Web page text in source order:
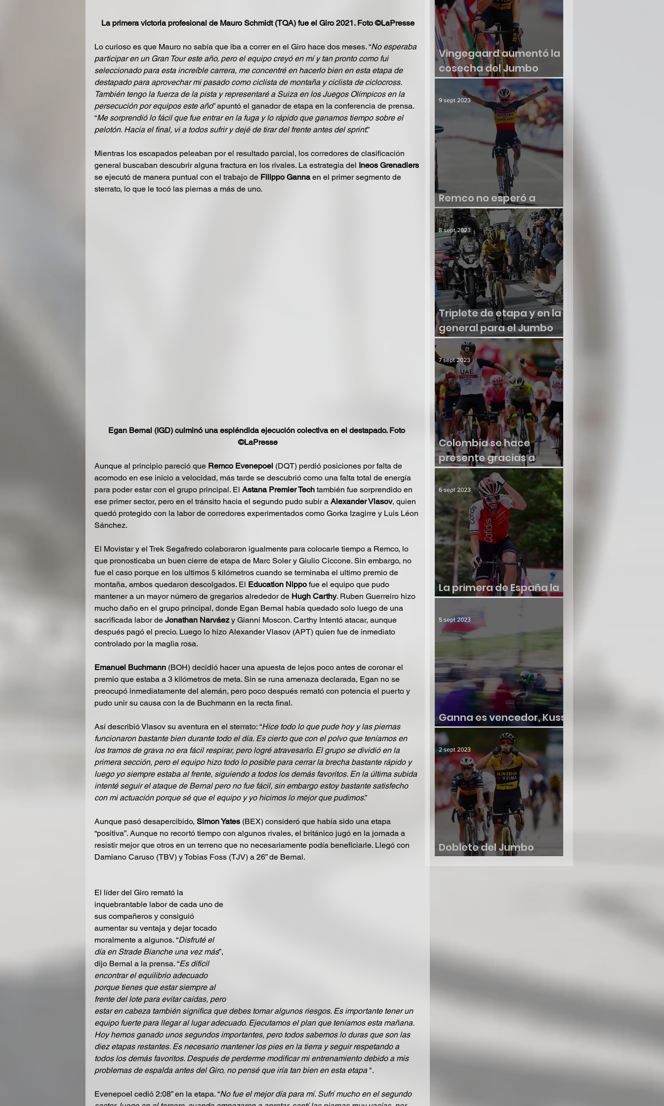
La primera victoria profesional de Mauro Schmidt (TQA) fue el Giro 2021. Foto ©LaPresse
Lo curioso es que Mauro no sabía que iba a correr en el Giro hace dos meses. “No esperaba
participar en un Gran Tour este año, pero el equipo creyó en mí y tan pronto como fui
seleccionado para esta increíble carrera, me concentré en hacerlo bien en esta etapa de
destapado para aprovechar mi pasado como ciclista de montaña y ciclista de ciclocross.
También tengo la fuerza de la pista y representaré a Suiza en los Juegos Olímpicos en la
persecución por equipos este año” apuntó el ganador de etapa en la conferencia de prensa.
“Me sorprendió lo fácil que fue entrar en la fuga y lo rápido que ganamos tiempo sobre el
pelotón. Hacia el final, vi a todos sufrir y dejé de tirar del frente antes del sprint.”
Mientras los escapados peleaban por el resultado parcial, los corredores de clasificación
general buscaban descubrir alguna fractura en los rivales. La estrategia del Ineos Grenadiers
se ejecutó de manera puntual con el trabajo de Filippo Ganna en el primer segmento de
sterrato, lo que le tocó las piernas a más de uno.
Egan Bernal (IGD) culminó una espléndida ejecución colectiva en el destapado. Foto
©LaPresse
Aunque al principio pareció que Remco Evenepoel (DQT) perdió posiciones por falta de
acomodo en ese inicio a velocidad, más tarde se descubrió como una falta total de energía
para poder estar con el grupo principal. El Astana Premier Tech también fue sorprendido en
ese primer sector, pero en el tránsito hacia el segundo pudo subir a Alexander Vlasov, quien
quedó protegido con la labor de corredores experimentados como Gorka Izagirre y Luis Léon
Sánchez.
El Movistar y el Trek Segafredo colaboraron igualmente para colocarle tiempo a Remco, lo
que pronosticaba un buen cierre de etapa de Marc Soler y Giulio Ciccone. Sin embargo, no
fue el caso porque en los ultimos 5 kilómetros cuando se terminaba el ultimo premio de
montaña, ambos quedaron descolgados. El Education Nippo fue el equipo que pudo
mantener a un mayor número de gregarios alrededor de Hugh Carthy. Ruben Guerreiro hizo
mucho daño en el grupo principal, donde Egan Bernal había quedado solo luego de una
sacrificada labor de Jonathan Narváez y Gianni Moscon. Carthy Intentó atacar, aunque
después pagó el precio. Luego lo hizo Alexander Vlasov (APT) quien fue de inmediato
controlado por la maglia rosa.
Emanuel Buchmann (BOH) decidió hacer una apuesta de lejos poco antes de coronar el
premio que estaba a 3 kilómetros de meta. Sin se runa amenaza declarada, Egan no se
preocupó inmediatamente del alemán, pero poco después remató con potencia el puerto y
pudo unir su causa con la de Buchmann en la recta final.
Así describió Vlasov su aventura en el sterrato: “Hice todo lo que pude hoy y las piernas
funcionaron bastante bien durante todo el día. Es cierto que con el polvo que teníamos en
los tramos de grava no era fácil respirar, pero logré atravesarlo. El grupo se dividió en la
primera sección, pero el equipo hizo todo lo posible para cerrar la brecha bastante rápido y
luego yo siempre estaba al frente, siguiendo a todos los demás favoritos. En la última subida
intenté seguir el ataque de Bernal pero no fue fácil, sin embargo estoy bastante satisfecho
con mi actuación porque sé que el equipo y yo hicimos lo mejor que pudimos.”
Aunque pasó desapercibido, Simon Yates (BEX) consideró que había sido una etapa
“positiva”. Aunque no recortó tiempo con algunos rivales, el británico jugó en la jornada a
resistir mejor que otros en un terreno que no necesariamente podía beneficiarle. Llegó con
Damiano Caruso (TBV) y Tobias Foss (TJV) a 26” de Bernal.
El líder del Giro remató la
inquebrantable labor de cada uno de
sus compañeros y consiguió
aumentar su ventaja y dejar tocado
moralmente a algunos. “Disfruté el
día en Strade Bianche una vez más”,
dijo Bernal a la prensa. “Es difícil
encontrar el equilibrio adecuado
porque tienes que estar siempre al
frente del lote para evitar caídas, pero
estar en cabeza también significa que debes tomar algunos riesgos. Es importante tener un
equipo fuerte para llegar al lugar adecuado. Ejecutamos el plan que teníamos esta mañana.
Hoy hemos ganado unos segundos importantes, pero todos sabemos lo duras que son las
diez etapas restantes. Es necesario mantener los pies en la tierra y seguir respetando a
todos los demás favoritos. Después de perderme modificar mi entrenamiento debido a mis
problemas de espalda antes del Giro, no pensé que iría tan bien en esta etapa ".
Evenepoel cedió 2:08” en la etapa. “No fue el mejor día para mí. Sufrí mucho en el segundo
Vingegaard aumentó la
cosecha del Jumbo
Visma
Remco no esperó a
renacer en la Vuelta
9 sept 2023
Triplete de etapa y en la
general para el Jumbo
Visma
8 sept 2023
Colombia se hace
presente gracias a
Molano
7 sept 2023
La primera de España la
consiguió Jesús Herrada
6 sept 2023
Ganna es vencedor, Kuss
no suelta la roja
5 sept 2023
Doblete del Jumbo
2 sept 2023